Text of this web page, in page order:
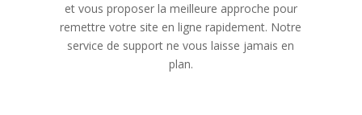
et vous proposer la meilleure approche pour
remettre votre site en ligne rapidement. Notre
service de support ne vous laisse jamais en
plan.